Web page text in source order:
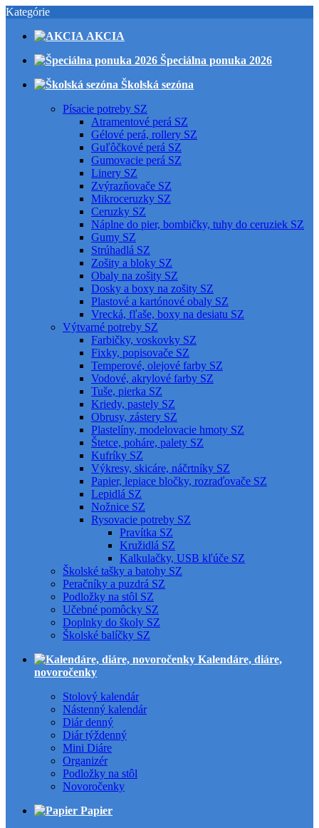
Kategórie
AKCIA
Špeciálna ponuka 2026
Školská sezóna
Písacie potreby SZ
Atramentové perá SZ
Gélové perá, rollery SZ
Guľôčkové perá SZ
Gumovacie perá SZ
Linery SZ
Zvýrazňovače SZ
Mikroceruzky SZ
Ceruzky SZ
Náplne do pier, bombičky, tuhy do ceruziek SZ
Gumy SZ
Strúhadlá SZ
Zošity a bloky SZ
Obaly na zošity SZ
Dosky a boxy na zošity SZ
Plastové a kartónové obaly SZ
Vrecká, fľaše, boxy na desiatu SZ
Výtvarné potreby SZ
Farbičky, voskovky SZ
Fixky, popisovače SZ
Temperové, olejové farby SZ
Vodové, akrylové farby SZ
Tuše, pierka SZ
Kriedy, pastely SZ
Obrusy, zástery SZ
Plastelíny, modelovacie hmoty SZ
Štetce, poháre, palety SZ
Kufríky SZ
Výkresy, skicáre, náčrtníky SZ
Papier, lepiace bločky, rozraďovače SZ
Lepidlá SZ
Nožnice SZ
Rysovacie potreby SZ
Pravítka SZ
Kružidlá SZ
Kalkulačky, USB kľúče SZ
Školské tašky a batohy SZ
Peračníky a puzdrá SZ
Podložky na stôl SZ
Učebné pomôcky SZ
Doplnky do školy SZ
Školské balíčky SZ
Kalendáre, diáre,
novoročenky
Stolový kalendár
Nástenný kalendár
Diár denný
Diár týždenný
Mini Diáre
Organizér
Podložky na stôl
Novoročenky
Papier